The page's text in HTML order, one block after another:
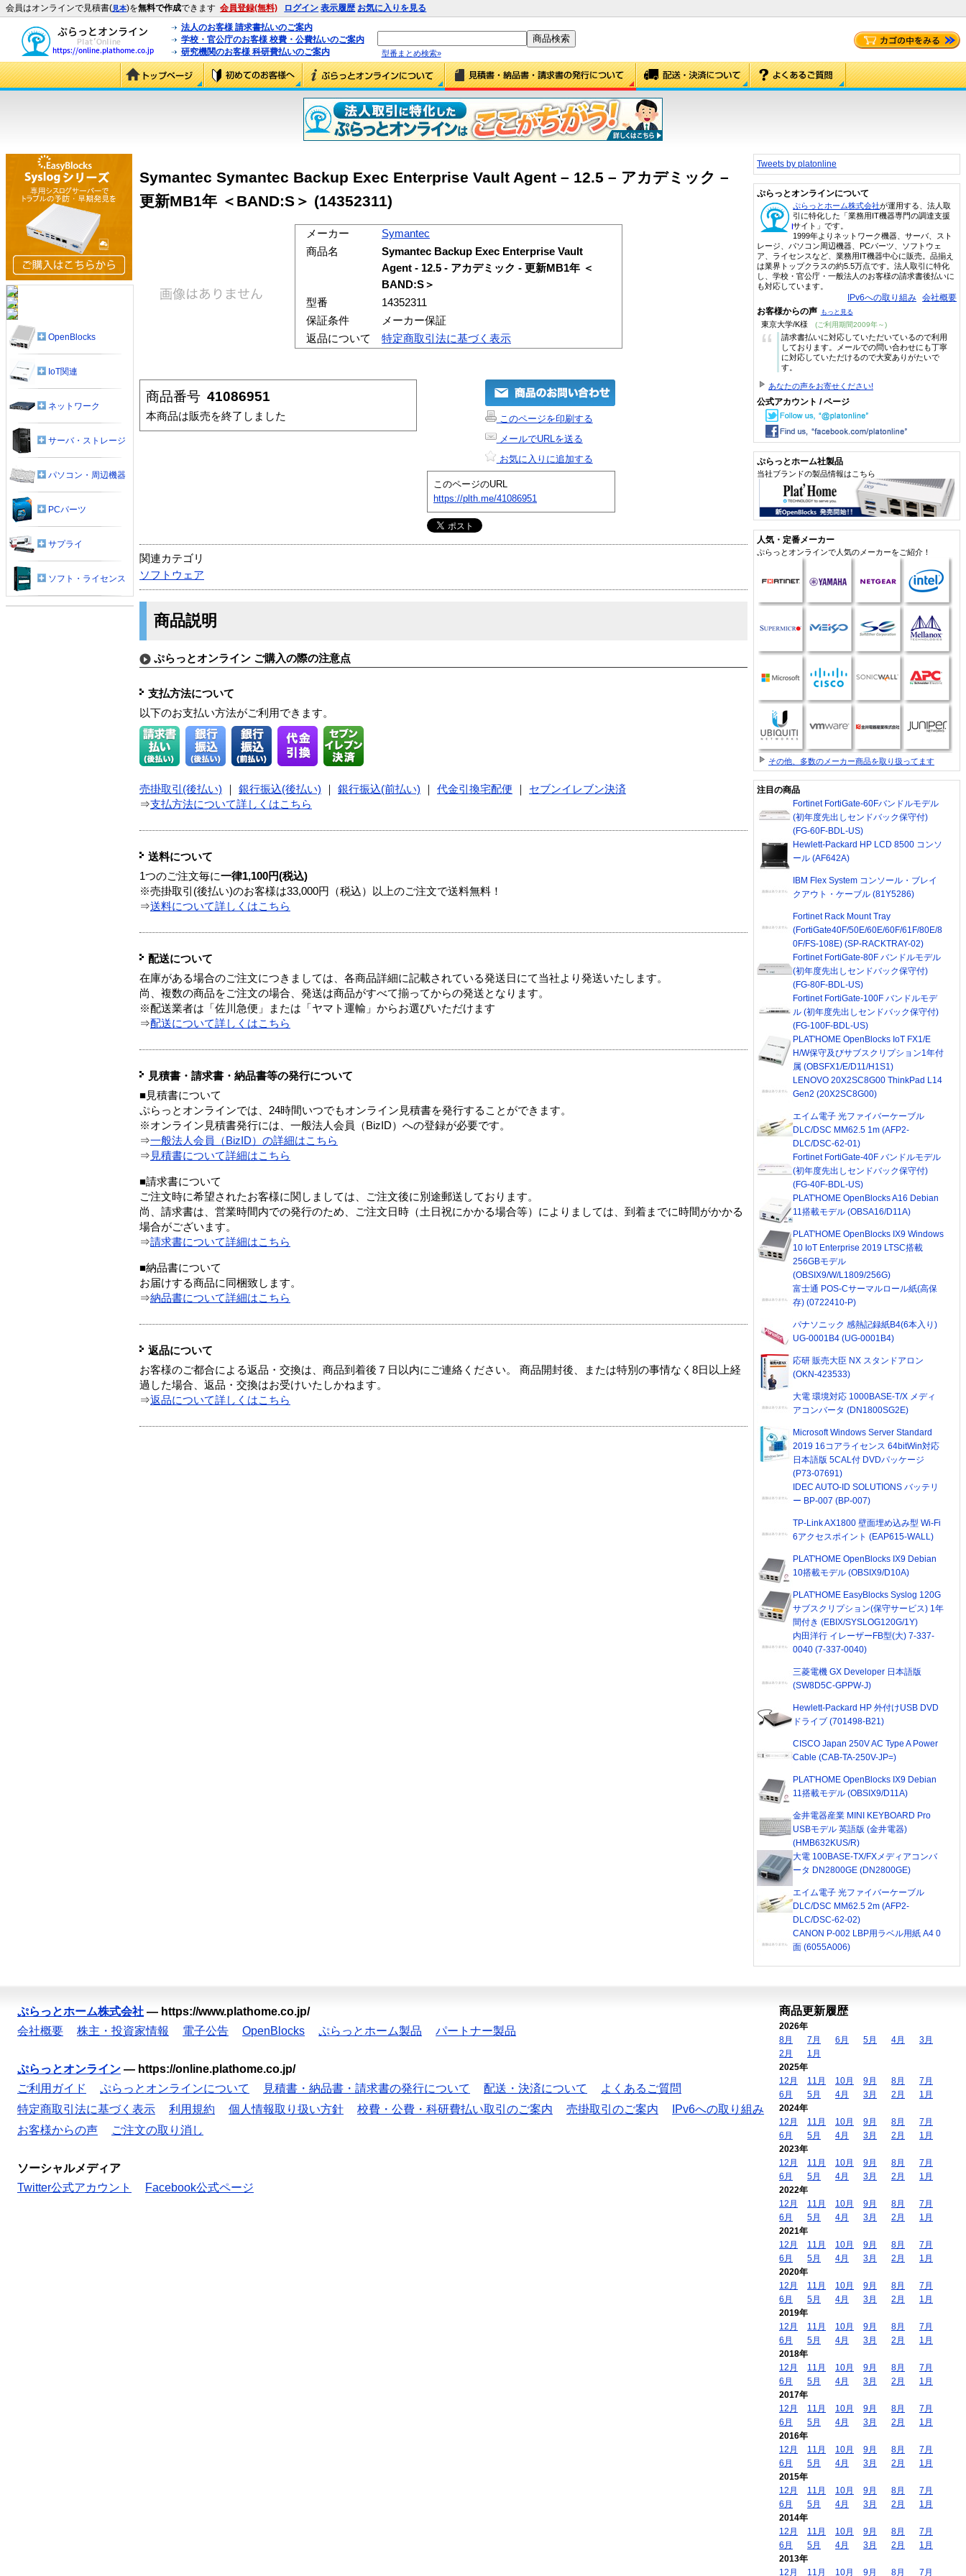
会員はオンラインで見積書(見本)を無料で作成できます 会員登録(無料) ログイン 表示履歴 お気に入りを見る
法人のお客様 請求書払いのご案内
学校・官公庁のお客様 校費・公費払いのご案内
研究機関のお客様 科研費払いのご案内
型番まとめ検索»
Symantec Symantec Backup Exec Enterprise Vault Agent – 12.5 – アカデミック –
更新MB1年 ＜BAND:S＞ (14352311)
メーカー
Symantec
商品名
Symantec Backup Exec Enterprise Vault
Agent - 12.5 - アカデミック - 更新MB1年 ＜
BAND:S＞
型番
14352311
保証条件
メーカー保証
返品について
特定商取引法に基づく表示
商品番号 41086951
本商品は販売を終了しました
このページを印刷する
メールでURLを送る
お気に入りに追加する
このページのURL
https://plth.me/41086951
関連カテゴリ
ソフトウェア
商品説明
ぷらっとオンライン ご購入の際の注意点
支払方法について
以下のお支払い方法がご利用できます。
売掛取引(後払い) 銀行振込(後払い) 銀行振込(前払い) 代金引換宅配便
セブンイレブン決済
⇒支払方法について詳しくはこちら
送料について
1つのご注文毎に一律1,100円(税込)
※売掛取引(後払い)のお客様は33,000円（税込）以上のご注文で送料無料！
⇒送料について詳しくはこちら
配送について
在庫がある場合のご注文につきましては、各商品詳細に記載されている発送日にて当社より発送いたします。
尚、複数の商品をご注文の場合、発送は商品がすべて揃ってからの発送となります。
※配送業者は「佐川急便」または「ヤマト運輸」からお選びいただけます
⇒配送について詳しくはこちら
見積書・請求書・納品書等の発行について
■見積書について
ぷらっとオンラインでは、24時間いつでもオンライン見積書を発行することができます。
※オンライン見積書発行には、一般法人会員（BizID）への登録が必要です。
⇒一般法人会員（BizID）の詳細はこちら
⇒ 見積書について詳細はこちら
■請求書について
ご注文時に希望されたお客様に関しましては、ご注文後に別途郵送しております。
尚、請求書は、営業時間内での発行のため、ご注文日時（土日祝にかかる場合等）によりましては、到着までに時間がかかる
場合がございます。
⇒請求書について詳細はこちら
■納品書について
お届けする商品に同梱致します。
⇒納品書について詳細はこちら
返品について
お客様のご都合による返品・交換は、商品到着後７日以内にご連絡ください。 商品開封後、または特別の事情なく8日以上経
過した場合、返品・交換はお受けいたしかねます。
⇒返品について詳しくはこちら
OpenBlocks
IoT関連
ネットワーク
サーバ・ストレージ
パソコン・周辺機器
PCパーツ
サプライ
ソフト・ライセンス
Tweets by platonline
ぷらっとオンラインについて
ぷらっとホーム株式会社が運用する、法人取
引に特化した「業務用IT機器専門の調達支援
サイト」です。
1999年よりネットワーク機器、サーバ、スト
レージ、パソコン周辺機器、PCパーツ、ソフトウェ
ア、ライセンスなど、業務用IT機器中心に販売。品揃え
は業界トップクラスの約5.5万点です。法人取引に特化
し、学校・官公庁・一般法人のお客様の請求書後払いに
も対応しています。
IPv6への取り組み 会社概要
お客様からの声 もっと見る
東京大学/K様 (ご利用期間2009年～)
“
請求書払いに対応していただいているので利用
しております。メールでの問い合わせにも丁寧
に対応していただけるので大変ありがたいで
す。
あなたの声をお寄せください!
公式アカウント / ページ
ぷらっとホーム社製品
当社ブランドの製品情報はこちら
人気・定番メーカー
ぷらっとオンラインで人気のメーカーをご紹介！
その他、多数のメーカー商品を取り扱ってます
注目の商品
Fortinet FortiGate-60Fバンドルモデル
(初年度先出しセンドバック保守付)
(FG-60F-BDL-US)
Hewlett-Packard HP LCD 8500 コンソ
ール (AF642A)
IBM Flex System コンソール・ブレイ
クアウト・ケーブル (81Y5286)
Fortinet Rack Mount Tray
(FortiGate40F/50E/60E/60F/61F/80E/8
0F/FS-108E) (SP-RACKTRAY-02)
Fortinet FortiGate-80F バンドルモデル
(初年度先出しセンドバック保守付)
(FG-80F-BDL-US)
Fortinet FortiGate-100F バンドルモデ
ル (初年度先出しセンドバック保守付)
(FG-100F-BDL-US)
PLAT'HOME OpenBlocks IoT FX1/E
H/W保守及びサブスクリプション1年付
属 (OBSFX1/E/D11/H1S1)
LENOVO 20X2SC8G00 ThinkPad L14
Gen2 (20X2SC8G00)
エイム電子 光ファイバーケーブル
DLC/DSC MM62.5 1m (AFP2-
DLC/DSC-62-01)
Fortinet FortiGate-40F バンドルモデル
(初年度先出しセンドバック保守付)
(FG-40F-BDL-US)
PLAT'HOME OpenBlocks A16 Debian
11搭載モデル (OBSA16/D11A)
PLAT'HOME OpenBlocks IX9 Windows
10 IoT Enterprise 2019 LTSC搭載
256GBモデル
(OBSIX9/W/L1809/256G)
富士通 POS-Cサーマルロール紙(高保
存) (0722410-P)
パナソニック 感熱記録紙B4(6本入り)
UG-0001B4 (UG-0001B4)
応研 販売大臣 NX スタンドアロン
(OKN-423533)
大電 環境対応 1000BASE-T/X メディ
アコンバータ (DN1800SG2E)
Microsoft Windows Server Standard
2019 16コアライセンス 64bitWin対応
日本語版 5CAL付 DVDパッケージ
(P73-07691)
IDEC AUTO-ID SOLUTIONS バッテリ
ー BP-007 (BP-007)
TP-Link AX1800 壁面埋め込み型 Wi-Fi
6アクセスポイント (EAP615-WALL)
PLAT'HOME OpenBlocks IX9 Debian
10搭載モデル (OBSIX9/D10A)
PLAT'HOME EasyBlocks Syslog 120G
サブスクリプション(保守サービス) 1年
間付き (EBIX/SYSLOG120G/1Y)
内田洋行 イレーザーFB型(大) 7-337-
0040 (7-337-0040)
三菱電機 GX Developer 日本語版
(SW8D5C-GPPW-J)
Hewlett-Packard HP 外付けUSB DVD
ドライブ (701498-B21)
CISCO Japan 250V AC Type A Power
Cable (CAB-TA-250V-JP=)
PLAT'HOME OpenBlocks IX9 Debian
11搭載モデル (OBSIX9/D11A)
金井電器産業 MINI KEYBOARD Pro
USBモデル 英語版 (金井電器)
(HMB632KUS/R)
大電 100BASE-TX/FXメディアコンバ
ータ DN2800GE (DN2800GE)
エイム電子 光ファイバーケーブル
DLC/DSC MM62.5 2m (AFP2-
DLC/DSC-62-02)
CANON P-002 LBP用ラベル用紙 A4 0
面 (6055A006)
ぷらっとホーム株式会社 — https://www.plathome.co.jp/
会社概要
株主・投資家情報 電子公告 OpenBlocks ぷらっとホーム製品 パートナー製品
ぷらっとオンライン — https://online.plathome.co.jp/
ご利用ガイド
ぷらっとオンラインについて 見積書・納品書・請求書の発行について 配送・決済について
よくあるご質問
特定商取引法に基づく表示
利用規約 個人情報取り扱い方針 校費・公費・科研費払い取引のご案内 売掛取引のご案内
IPv6への取り組み
お客様からの声
ご注文の取り消し
ソーシャルメディア
Twitter公式アカウント
Facebook公式ページ
商品更新履歴
2026年
8月
7月 6月 5月 4月
3月
2月
1月
2025年
12月
11月 10月 9月 8月
7月
6月
5月 4月 3月 2月
1月
2024年
12月
11月 10月 9月 8月
7月
6月
5月 4月 3月 2月
1月
2023年
12月
11月 10月 9月 8月
7月
6月
5月 4月 3月 2月
1月
2022年
12月
11月 10月 9月 8月
7月
6月
5月 4月 3月 2月
1月
2021年
12月
11月 10月 9月 8月
7月
6月
5月 4月 3月 2月
1月
2020年
12月
11月 10月 9月 8月
7月
6月
5月 4月 3月 2月
1月
2019年
12月
11月 10月 9月 8月
7月
6月
5月 4月 3月 2月
1月
2018年
12月
11月 10月 9月 8月
7月
6月
5月 4月 3月 2月
1月
2017年
12月
11月 10月 9月 8月
7月
6月
5月 4月 3月 2月
1月
2016年
12月
11月 10月 9月 8月
7月
6月
5月 4月 3月 2月
1月
2015年
12月
11月 10月 9月 8月
7月
6月
5月 4月 3月 2月
1月
2014年
12月
11月 10月 9月 8月
7月
6月
5月 4月 3月 2月
1月
2013年
12月
11月 10月 9月 8月 7月